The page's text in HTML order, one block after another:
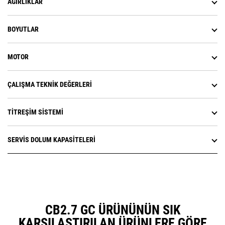
AĞIRLIKLAR
BOYUTLAR
MOTOR
ÇALIŞMA TEKNIK DEĞERLERI
TITREŞIM SISTEMI
SERVIS DOLUM KAPASITELERI
CB2.7 GC ÜRÜNÜNÜN SIK